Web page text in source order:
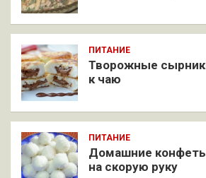
ПИТАНИЕ
Творожные
к чаю
ПИТАНИЕ
Домашние
на скорую руку